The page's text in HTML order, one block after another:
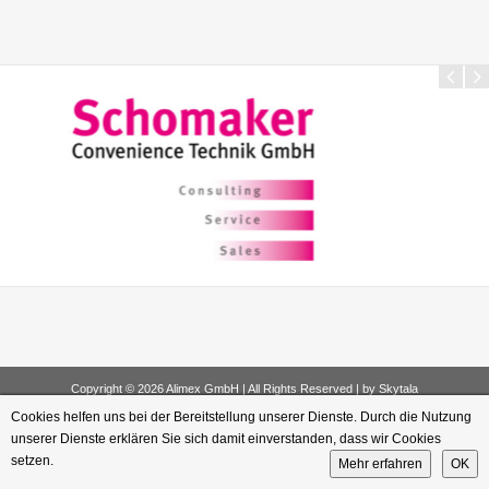
Cookies helfen uns bei der Bereitstellung unserer Dienste. Durch die Nutzung
unserer Dienste erklären Sie sich damit einverstanden, dass wir Cookies
setzen.
Mehr erfahren OK
Copyright © 2026 Alimex GmbH | All Rights Reserved | by Skytala